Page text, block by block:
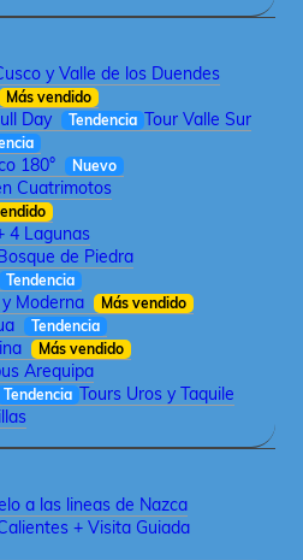
y Valle de los Duendes
Más vendido
Day Tendencia Tour Valle Sur
180° Nuevo
Cuatrimotos
4 Lagunas
de Piedra
Tendencia
Moderna Más vendido
Tendencia
Más vendido
Arequipa
Tendencia Tours Uros y Taquile
a las lineas de Nazca
+ Visita Guiada